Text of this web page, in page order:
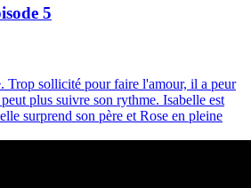
5
Trop sollicité pour faire l'amour, il a peur
plus suivre son rythme. Isabelle est
surprend son père et Rose en pleine